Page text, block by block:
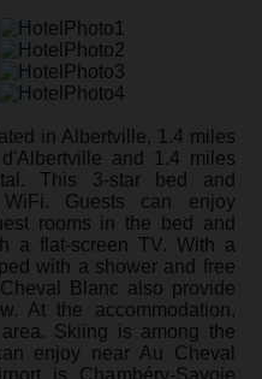
in Albertville, 1.4 miles
and 1.4 miles
This 3-star bed and
Guests can enjoy
rooms in the bed and
a flat-screen TV. With a
with a shower and free
Blanc also provide
At the accommodation,
Skiing is among the
enjoy near Au Cheval
is Chambéry-Savoie